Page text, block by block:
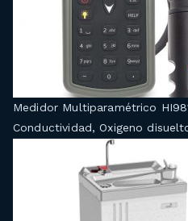
Medidor Multiparamétrico
Conductividad, Oxigeno